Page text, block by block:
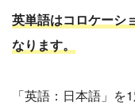
英単語はコロケーシ
なります。
「英語：日本語」